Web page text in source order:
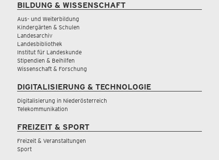
BILDUNG & WISSENSCHAFT
Aus- und Weiterbildung
Kindergärten & Schulen
Landesarchiv
Landesbibliothek
Institut für Landeskunde
Stipendien & Beihilfen
Wissenschaft & Forschung
DIGITALISIERUNG & TECHNOLOGIE
Digitalisierung in Niederösterreich
Telekommunikation
FREIZEIT & SPORT
Freizeit & Veranstaltungen
Sport